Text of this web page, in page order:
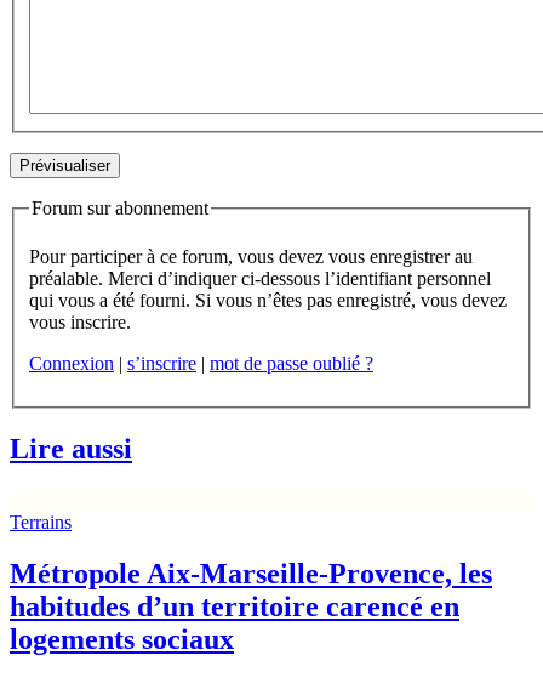
Forum sur abonnement
Pour participer à ce forum, vous devez vous enregistrer au
préalable. Merci d’indiquer ci-dessous l’identifiant personnel
qui vous a été fourni. Si vous n’êtes pas enregistré, vous devez
vous inscrire.
Connexion | s’inscrire | mot de passe oublié ?
Lire aussi
Terrains
Métropole Aix-Marseille-Provence, les
habitudes d’un territoire carencé en
logements sociaux